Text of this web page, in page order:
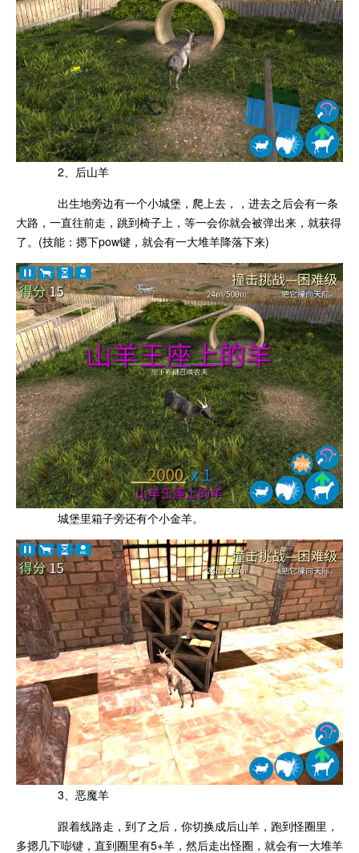
2、后山羊
出生地旁边有一个小城堡，爬上去，，进去之后会有一条
大路，一直往前走，跳到椅子上，等一会你就会被弹出来，就获得
了。(技能：摁下pow键，就会有一大堆羊降落下来)
城堡里箱子旁还有个小金羊。
3、恶魔羊
跟着线路走，到了之后，你切换成后山羊，跑到怪圈里，
多摁几下嘭键，直到圈里有5+羊，然后走出怪圈，就会有一大堆羊